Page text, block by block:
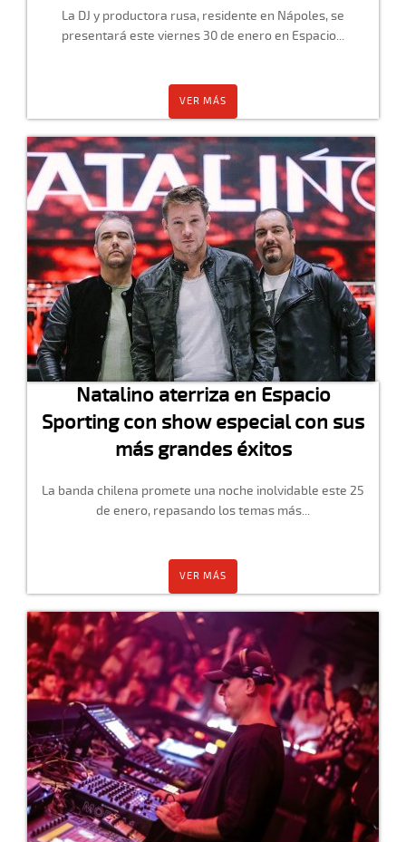
La DJ y productora rusa, residente en Nápoles, se
presentará este viernes 30 de enero en Espacio...
VER MÁS
Natalino aterriza en Espacio
Sporting con show especial con sus
más grandes éxitos
La banda chilena promete una noche inolvidable este 25
de enero, repasando los temas más...
VER MÁS